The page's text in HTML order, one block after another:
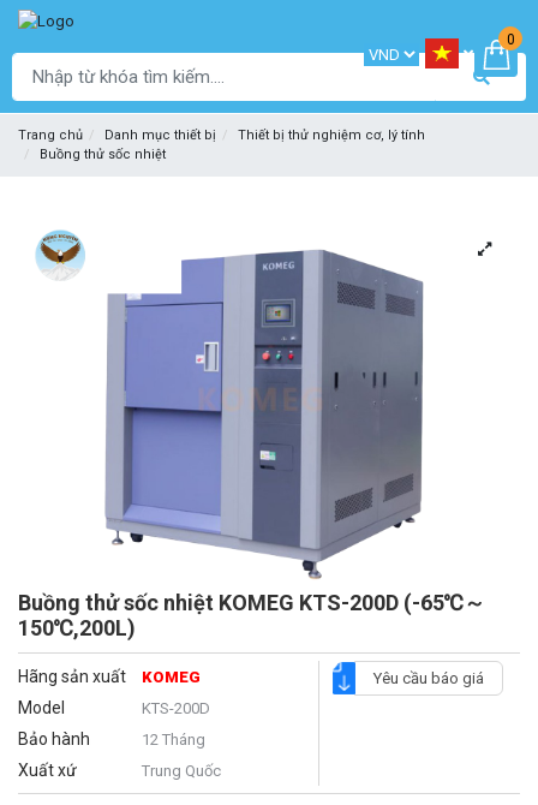
0
Trang chủ Danh mục thiết bị
Thiết bị thử nghiệm cơ, lý tính
Buồng thử sốc nhiệt
Buồng thử sốc nhiệt KOMEG KTS-200D (-65℃～
150℃,200L)
Hãng sản xuất KOMEG
Model KTS-200D
Bảo hành 12 Tháng
Xuất xứ Trung Quốc
Yêu cầu báo giá